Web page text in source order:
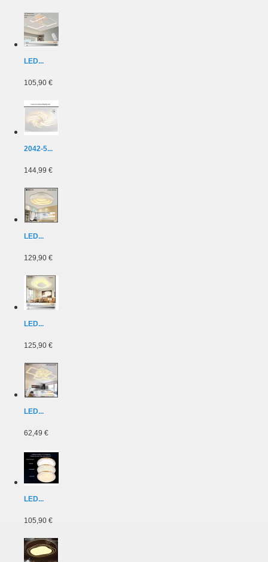
LED...
105,90 €
2042-5...
144,99 €
LED...
129,90 €
LED...
125,90 €
LED...
62,49 €
LED...
105,90 €